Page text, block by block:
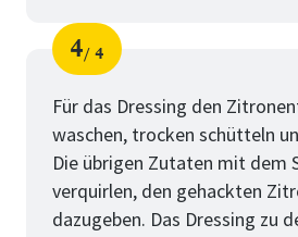
Schritt
4
von
4
Für das Dressing den
waschen, trocken schütteln
Die übrigen Zutaten mit dem
verquirlen, den gehackten
dazugeben. Das Dressing zu